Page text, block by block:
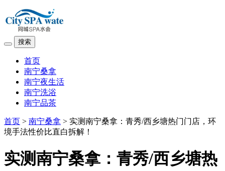
搜索
首页
南宁桑拿
南宁夜生活
南宁洗浴
南宁品茶
首页 > 南宁桑拿 > 实测南宁桑拿：青秀/西乡塘热门门店，环
境手法性价比直白拆解！
实测南宁桑拿：青秀/西乡塘热